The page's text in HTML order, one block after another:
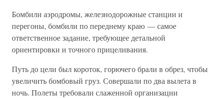
Бомбили аэродромы, железнодорожные станции и
перегоны, бомбили по переднему краю — самое
ответственное задание, требующее детальной
ориентировки и точного прицеливания.
Путь до цели был короток, горючего брали в обрез, чтобы
увеличить бомбовый груз. Совершали по два вылета в
ночь. Полеты требовали слаженной организации